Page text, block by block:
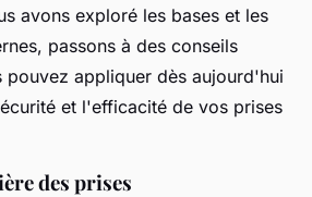
avons exploré les bases et les
passons à des conseils
pouvez appliquer dès aujourd'hui
et l'efficacité de vos prises
des prises